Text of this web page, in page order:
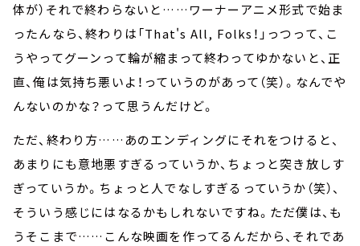
体が）それで終わらないと……ワーナーアニメ形式で始ま
ったんなら、終わりは「That's All, Folks！」っつって、こ
うやってグーンって輪が縮まって終わってゆかないと、正
直、俺は気持ち悪いよ！っていうのがあって（笑）。なんでや
んないのかな？って思うんだけど。
ただ、終わり方……あのエンディングにそれをつけると、
あまりにも意地悪すぎるっていうか、ちょっと突き放しす
ぎっていうか。ちょっと人でなしすぎるっていうか（笑）、
そういう感じにはなるかもしれないですね。ただ僕は、も
うそこまで……こんな映画を作ってるんだから、それであ